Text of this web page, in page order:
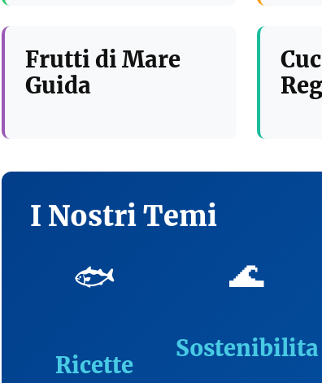
Frutti di Mare
Guida
I Nostri Temi
🐟
Ricette
🌊
Sostenibilita